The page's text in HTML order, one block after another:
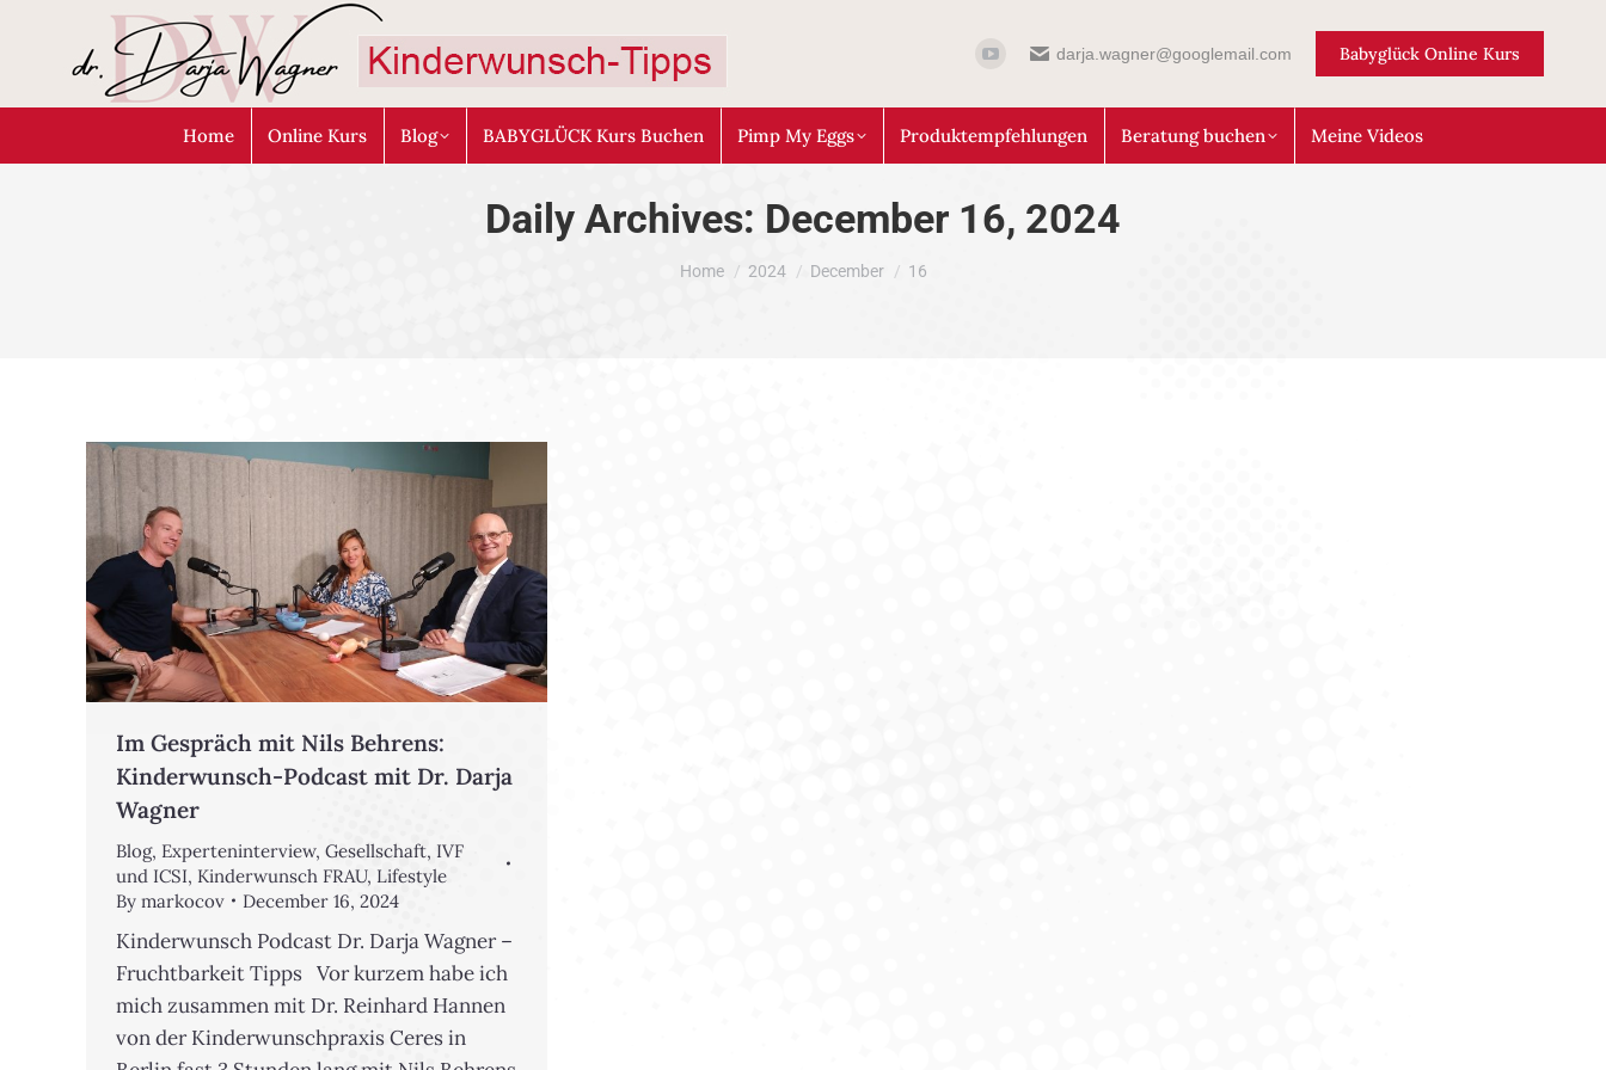
darja.wagner@googlemail.com Babyglück Online Kurs
Home Online Kurs Blog BABYGLÜCK Kurs Buchen Pimp My Eggs Produktempfehlungen Beratung buchen Meine Videos
Daily Archives: December 16, 2024
You are here:
Home 2024 December 16
Im Gespräch mit Nils Behrens:
Kinderwunsch-Podcast mit Dr. Darja
Wagner
Blog, Experteninterview, Gesellschaft, IVF
und ICSI, Kinderwunsch FRAU, Lifestyle
By markocov December 16, 2024
Kinderwunsch Podcast Dr. Darja Wagner –
Fruchtbarkeit Tipps Vor kurzem habe ich
mich zusammen mit Dr. Reinhard Hannen
von der Kinderwunschpraxis Ceres in